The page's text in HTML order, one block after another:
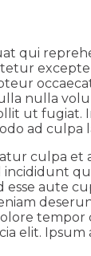
qui
nulla
ut fugiat.
ad culpa
culpa et
esse aute
tempor
elit. Ipsum